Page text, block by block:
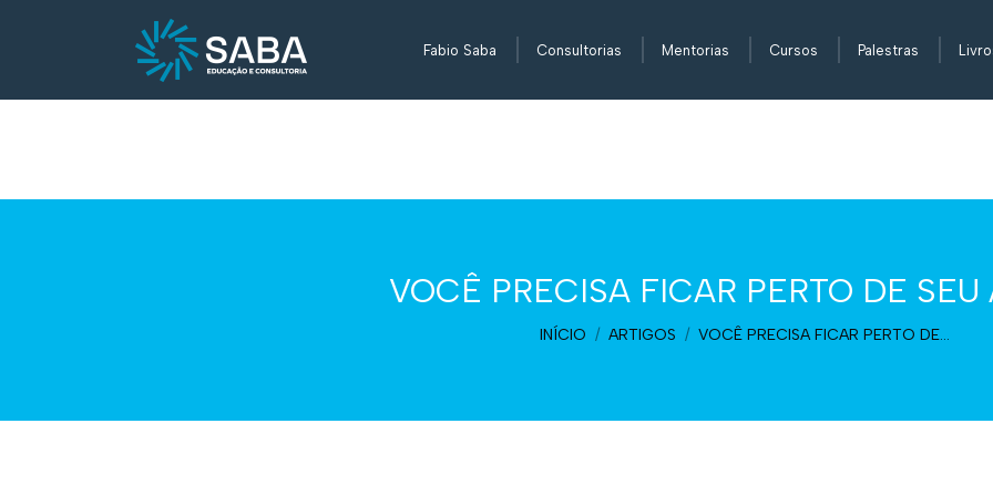
Fabio Saba Consultorias Mentorias Cursos Palestras
VOCÊ PRECISA FICAR PERTO DE SEU
Você está aqui:
INÍCIO ARTIGOS VOCÊ PRECISA FICAR PERTO DE…